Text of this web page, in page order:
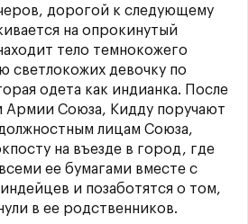
дорогой к следующему
на опрокинутый
тело темнокожего
светлокожих девочку по
одета как индианка. После
Армии Союза, Кидду поручают
лицам Союза,
на въезде в город, где
ее бумагами вместе с
и позаботятся о том,
в ее родственников.